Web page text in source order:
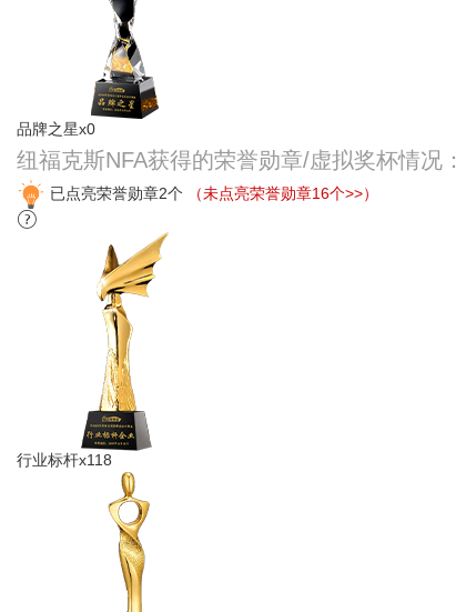
品牌之星x0
纽福克斯NFA获得的荣誉勋章/虚拟奖杯情况：
已点亮荣誉勋章2个 （未点亮荣誉勋章16个>>）
行业标杆x118